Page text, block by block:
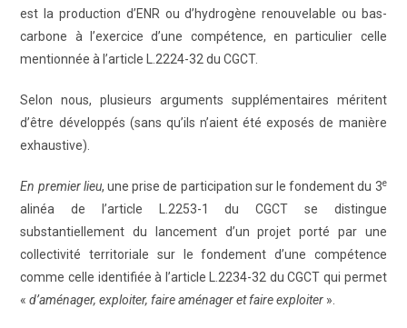
est la production d’ENR ou d’hydrogène renouvelable ou bas-
carbone à l’exercice d’une compétence, en particulier celle
mentionnée à l’article L.2224-32 du CGCT.
Selon nous, plusieurs arguments supplémentaires méritent
d’être développés (sans qu’ils n’aient été exposés de manière
exhaustive).
En premier lieu, une prise de participation sur le fondement du 3e
alinéa de l’article L.2253-1 du CGCT se distingue
substantiellement du lancement d’un projet porté par une
collectivité territoriale sur le fondement d’une compétence
comme celle identifiée à l’article L.2234-32 du CGCT qui permet
«d’aménager, exploiter, faire aménager et faire exploiter ».